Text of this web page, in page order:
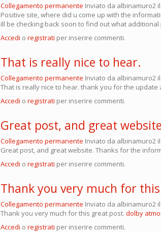
Collegamento permanente Inviato da albinamuro2
Positive site, where did u come up with the
ill be checking back soon to find out what
Accedi o registrati per inserire commenti.
That is really nice to hear.
Collegamento permanente Inviato da albinamuro2
That is really nice to hear. thank you for the update
Accedi o registrati per inserire commenti.
Great post, and great website
Collegamento permanente Inviato da albinamuro2
Great post, and great website. Thanks for the
Accedi o registrati per inserire commenti.
Thank you very much for this
Collegamento permanente Inviato da albinamuro2
Thank you very much for this great post. dolby
Accedi o registrati per inserire commenti.